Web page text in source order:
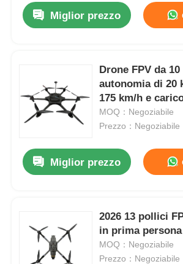
Prodotti
Miglior prezzo
Drone FPV da
autonomia di 20
175 km/h e
per operazioni in
persona
MOQ：Negoziabile
Prezzo：Negoziabile
Miglior prezzo
2026 13 pollici
in prima persona
MOQ：Negoziabile
Prezzo：Negoziabile